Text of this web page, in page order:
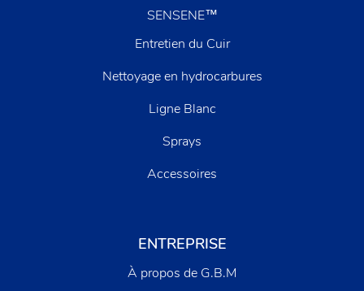
SENSENE™
Entretien du Cuir
Nettoyage en hydrocarbures
Ligne Blanc
Sprays
Accessoires
ENTREPRISE
À propos de G.B.M